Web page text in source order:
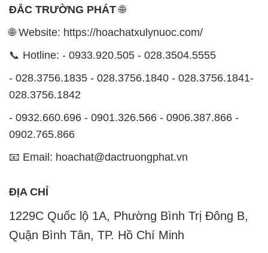
ĐẮC TRƯỜNG PHÁT🌐
🌐 Website: https://hoachatxulynuoc.com/
📞 Hotline: - 0933.920.505 - 028.3504.5555
- 028.3756.1835 - 028.3756.1840 - 028.3756.1841-
028.3756.1842
- 0932.660.696 - 0901.326.566 - 0906.387.866 -
0902.765.866
📧 Email: hoachat@dactruongphat.vn
ĐỊA CHỈ
1229C Quốc lộ 1A, Phường Bình Trị Đông B,
Quận Bình Tân, TP. Hồ Chí Minh